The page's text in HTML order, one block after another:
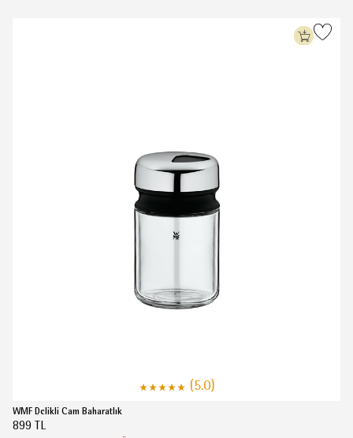
(5.0)
WMF Delikli Cam Baharatlık
899 TL